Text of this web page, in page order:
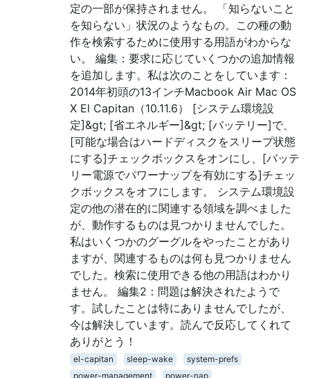
定の一部が保持されません。 「知らないこと
を知らない」状況のようなもの。この種の動
作を検索するために使用する用語がわからな
い。 編集：要求に応じていくつかの追加情報
を追加します。私は次のことをしています：
2014年初頭の13インチMacbook Air Mac OS
X El Capitan（10.11.6） [システム環境設
定]&gt; [省エネルギー]&gt; [バッテリー]で、
[可能な場合はハードディスクをスリープ状態
にする]チェックボックスをオンにし、[バッテ
リー電源でパワーナップを有効にする]チェッ
クボックスをオフにします。 システム環境設
定の他の潜在的に関連する領域を調べました
が、動作するものは見つかりませんでした。
私はいくつかのグーグルをやったことがあり
ますが、関連するものは何も見つかりません
でした。検索に使用できる他の用語はわかり
ません。 編集2：問題は解決されたようで
す。試したことは特にありませんでしたが、
今は解決しています。読んで反応してくれて
ありがとう！
el-capitan sleep-wake
system-prefs
power-management
power-nap